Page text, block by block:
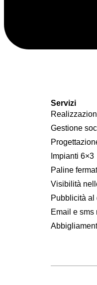
Servizi
Gestione
Impianti 6×3
Paline
Visibilità
Pubblicità al
Email e sms